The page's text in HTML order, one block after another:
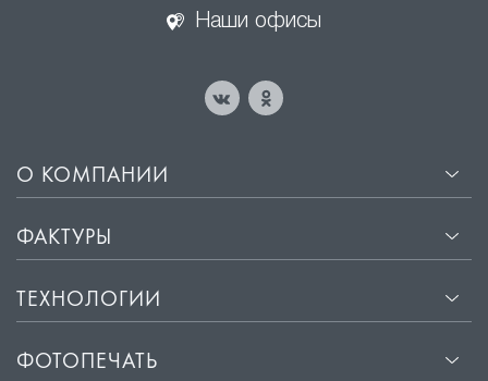
Наши офисы
О КОМПАНИИ
ФАКТУРЫ
ТЕХНОЛОГИИ
ФОТОПЕЧАТЬ